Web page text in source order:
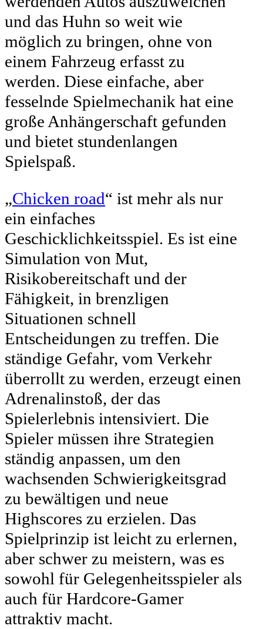
und das Huhn so weit wie
möglich zu bringen, ohne von
einem Fahrzeug erfasst zu
werden. Diese einfache, aber
fesselnde Spielmechanik hat eine
große Anhängerschaft gefunden
und bietet stundenlangen
Spielspaß.
„Chicken road“ ist mehr als nur
ein einfaches
Geschicklichkeitsspiel. Es ist eine
Simulation von Mut,
Risikobereitschaft und der
Fähigkeit, in brenzligen
Situationen schnell
Entscheidungen zu treffen. Die
ständige Gefahr, vom Verkehr
überrollt zu werden, erzeugt einen
Adrenalinstoß, der das
Spielerlebnis intensiviert. Die
Spieler müssen ihre Strategien
ständig anpassen, um den
wachsenden Schwierigkeitsgrad
zu bewältigen und neue
Highscores zu erzielen. Das
Spielprinzip ist leicht zu erlernen,
aber schwer zu meistern, was es
sowohl für Gelegenheitsspieler als
auch für Hardcore-Gamer
attraktiv macht.